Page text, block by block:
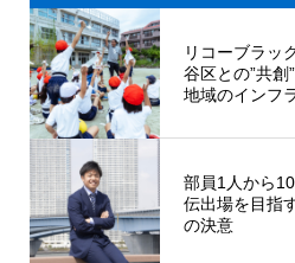
リコーブラッ
谷区との”共創
地域のインフ
部員1人から
伝出場を目指
の決意